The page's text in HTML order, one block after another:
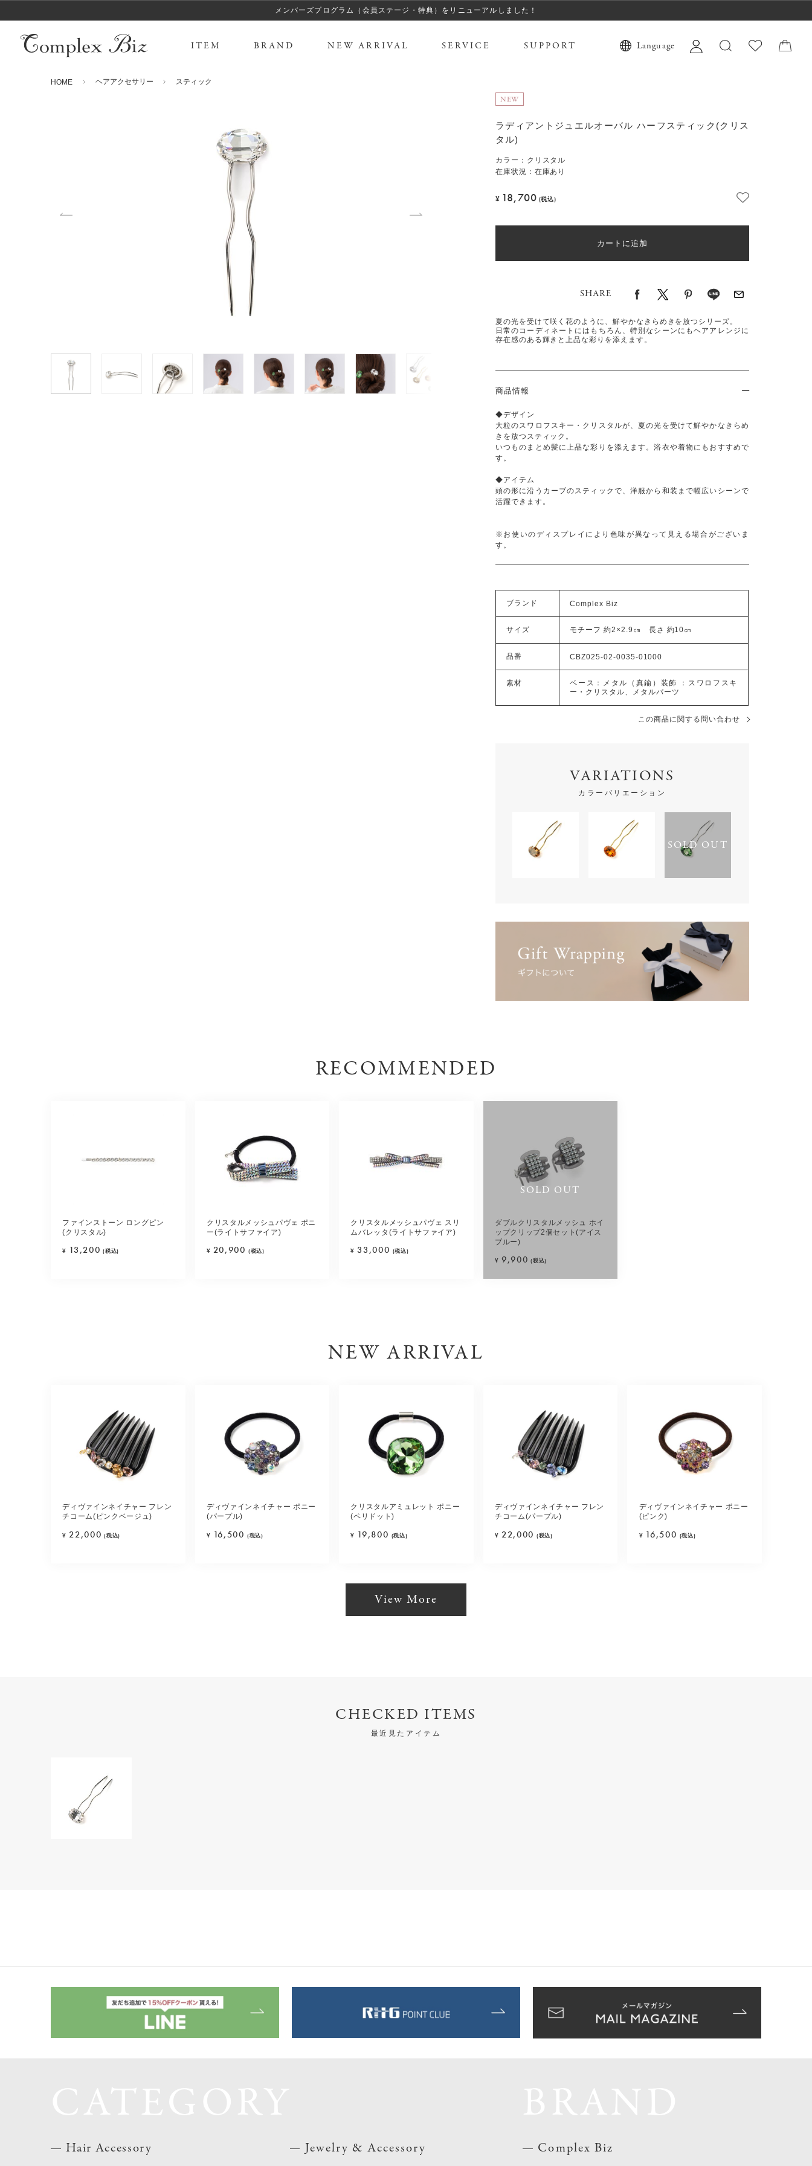
メンバーズプログラム（会員ステージ・特典）をリニューアルしました！
ITEM BRAND NEW ARRIVAL SERVICE SUPPORT Language
HOME ヘアアクセサリー スティック
NEW
ラディアントジュエルオーバル ハーフスティック(クリス
タル)
カラー ： クリスタル
在庫状況：在庫あり
¥ 18,700 (税込)
カートに追加
SHARE
夏の光を受けて咲く花のように、鮮やかなきらめきを放つシリーズ。
日常のコーディネートにはもちろん、特別なシーンにもヘアアレンジに
存在感のある輝きと上品な彩りを添えます。
商品情報
◆デザイン
大粒のスワロフスキー・クリスタルが、夏の光を受けて鮮やかなきらめ
きを放つスティック。
いつものまとめ髪に上品な彩りを添えます。浴衣や着物にもおすすめで
す。
◆アイテム
頭の形に沿うカーブのスティックで、洋服から和装まで幅広いシーンで
活躍できます。
※お使いのディスプレイにより色味が異なって見える場合がございま
す。
ブランド Complex Biz
サイズ モチーフ 約2×2.9㎝ 長さ 約10㎝
品番 CBZ025-02-0035-01000
素材
ベース：メタル（真鍮）装飾 ：スワロフスキ
ー・クリスタル、メタルパーツ
この商品に関する問い合わせ
VARIATIONS
カラーバリエーション
SOLD OUT
RECOMMENDED
ファインストーン ロングピン
(クリスタル)
¥ 13,200 (税込)
クリスタルメッシュパヴェ ポニ
ー(ライトサファイア)
¥ 20,900 (税込)
クリスタルメッシュパヴェ スリ
ムバレッタ(ライトサファイア)
¥ 33,000 (税込)
SOLD OUT
ダブルクリスタルメッシュ ホイ
ップクリップ2個セット(アイス
ブルー)
¥ 9,900 (税込)
NEW ARRIVAL
ディヴァインネイチャー フレン
チコーム(ピンクベージュ)
¥ 22,000 (税込)
ディヴァインネイチャー ポニー
(パープル)
¥ 16,500 (税込)
クリスタルアミュレット ポニー
(ペリドット)
¥ 19,800 (税込)
ディヴァインネイチャー フレン
チコーム(パープル)
¥ 22,000 (税込)
ディヴァインネイチャー ポニー
(ピンク)
¥ 16,500 (税込)
View More
CHECKED ITEMS
最近見たアイテム
Hair Accessory Jewelry & Accessory Complex Biz